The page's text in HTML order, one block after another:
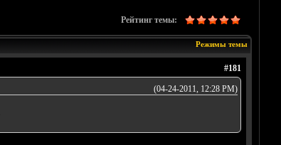
Рейтинг темы:
Режимы темы
#181
(04-24-2011, 12:28 PM)